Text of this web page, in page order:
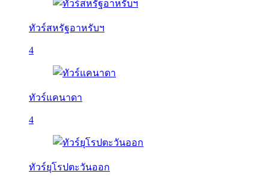
ทัวร์สหรัฐอาหรับฯ
4
ทัวร์แคนาดา
4
ทัวร์ยุโรปตะวันออก